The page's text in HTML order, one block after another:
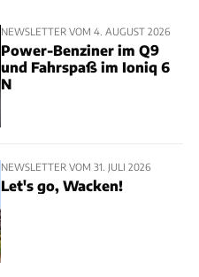
NEWSLETTER VOM 4. AUGUST 2026
Power-Benziner im Q9
und Fahrspaß im Ioniq 6
N
NEWSLETTER VOM 31. JULI 2026
Let's go, Wacken!